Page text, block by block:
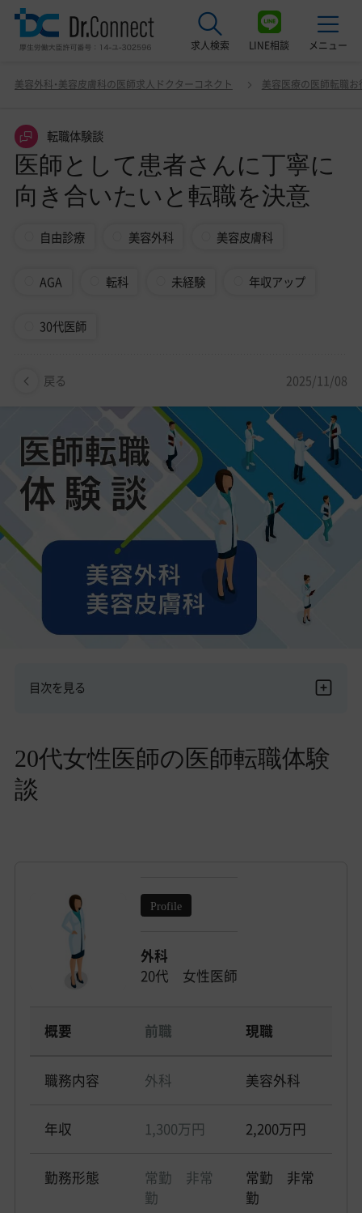
求人検索 LINE相談 メニュー
美容クリニック見学ご希望の方はこちら
サービス紹介
ドクターコネクトの強み
エージェント紹介
常勤求人一覧
非常勤・アルバイト求人一覧
美容外科・美容皮膚科の医師転職体験談
美容クリニックインタビュー
美容医療の転職お役立ち記事
美容医療辞典
よくあるご質問
医師採用ご担当者様・その他問い合わせ
美容外科・美容皮膚科の医師求人ドクターコネクト 美容医療の医師転職
転職体験談
医師として患者さんに丁寧に
向き合いたいと転職を決意
自由診療 美容外科 美容皮膚科
AGA 転科 未経験 年収アップ
30代医師
戻る 2025/11/08
医師として患者さんに丁寧に向き合いたいと転職を決意
目次を見る
20代女性医師の医師転職体験
談
Profile
外科
20代 女性医師
概要 前職 現職
職務内容 外科 美容外科
年収 1,300万円 2,200万円
勤務形態
常勤 非常
勤
常勤 非常
勤